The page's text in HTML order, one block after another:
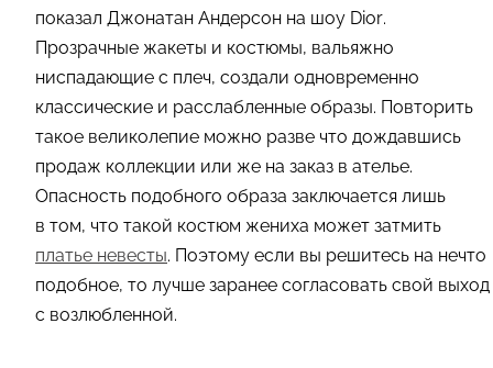
показал Джонатан Андерсон на шоу Dior.
Прозрачные жакеты и костюмы, вальяжно
ниспадающие с плеч, создали одновременно
классические и расслабленные образы. Повторить
такое великолепие можно разве что дождавшись
продаж коллекции или же на заказ в ателье.
Опасность подобного образа заключается лишь
в том, что такой костюм жениха может затмить
платье невесты. Поэтому если вы решитесь на нечто
подобное, то лучше заранее согласовать свой выход
с возлюбленной.